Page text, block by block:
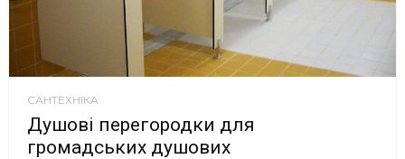
САНТЕХНІКА
Душові перегородки для
громадських душових